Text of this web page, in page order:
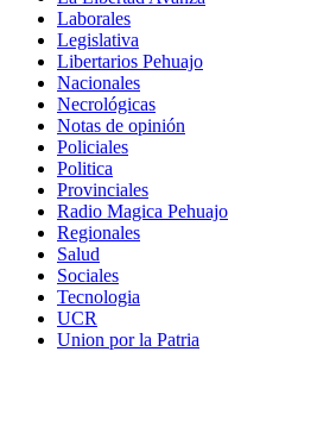
Laborales
Legislativa
Libertarios Pehuajo
Nacionales
Necrológicas
Notas de opinión
Policiales
Politica
Provinciales
Radio Magica Pehuajo
Regionales
Salud
Sociales
Tecnologia
UCR
Union por la Patria